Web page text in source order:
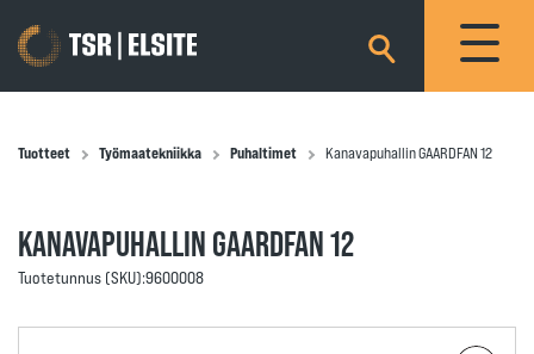
×
Tuotteet Työmaatekniikka Puhaltimet Kanavapuhallin GAARDFAN 12
KANAVAPUHALLIN GAARDFAN 12
Tuotetunnus (SKU):9600008